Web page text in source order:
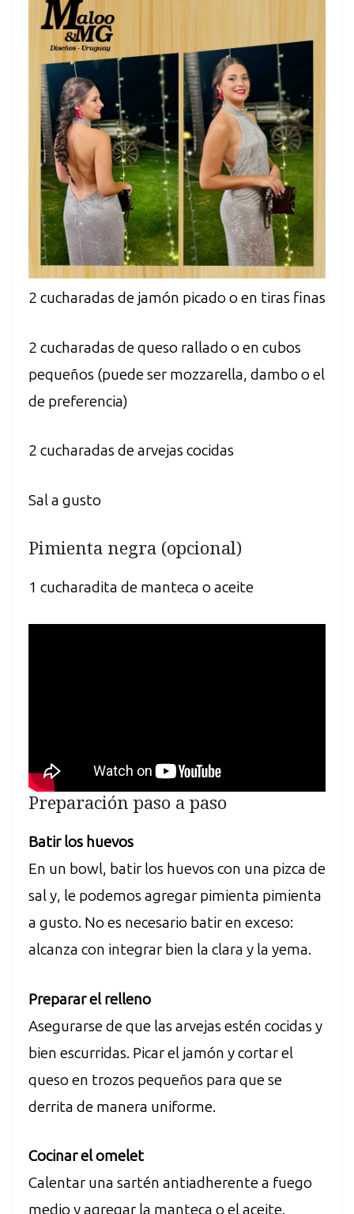
2 cucharadas de jamón picado o en tiras finas
2 cucharadas de queso rallado o en cubos
pequeños (puede ser mozzarella, dambo o el
de preferencia)
2 cucharadas de arvejas cocidas
Sal a gusto
Pimienta negra (opcional)
1 cucharadita de manteca o aceite
Preparación paso a paso
Batir los huevos
En un bowl, batir los huevos con una pizca de
sal y, le podemos agregar pimienta pimienta
a gusto. No es necesario batir en exceso:
alcanza con integrar bien la clara y la yema.
Preparar el relleno
Asegurarse de que las arvejas estén cocidas y
bien escurridas. Picar el jamón y cortar el
queso en trozos pequeños para que se
derrita de manera uniforme.
Cocinar el omelet
Calentar una sartén antiadherente a fuego
medio y agregar la manteca o el aceite.